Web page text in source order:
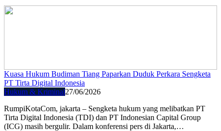
Kuasa Hukum Budiman Tiang Paparkan Duduk Perkara Sengketa
PT Tirta Digital Indonesia
Hukum & Kriminal27/06/2026
RumpiKotaCom, jakarta – Sengketa hukum yang melibatkan PT
Tirta Digital Indonesia (TDI) dan PT Indonesian Capital Group
(ICG) masih bergulir. Dalam konferensi pers di Jakarta,…